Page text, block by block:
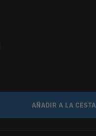
AÑADIR A LA CESTA